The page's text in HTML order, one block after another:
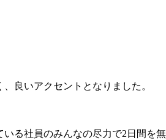
良いアクセントとなりました。
る社員のみんなの尽力で2日間を